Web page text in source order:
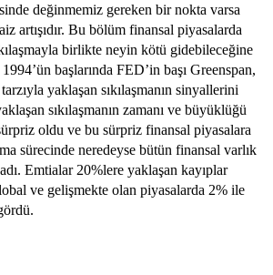
değinmemiz gereken bir nokta varsa
artışıdır. Bu bölüm finansal piyasalarda
birlikte neyin kötü gidebileceğine
başlarında FED’in başı Greenspan,
yaklaşan sıkılaşmanın sinyallerini
sıkılaşmanın zamanı ve büyüklüğü
oldu ve bu sürpriz finansal piyasalara
sürecinde neredeyse bütün finansal varlık
Emtialar 20%lere yaklaşan kayıplar
ve gelişmekte olan piyasalarda 2% ile